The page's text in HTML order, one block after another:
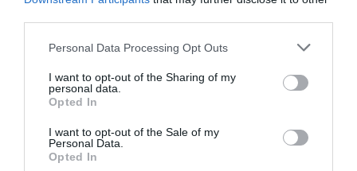
Please note that this website/app uses one or more Google
not limited to your visit or usage behaviour. You may click to
grant or deny consent to Google and its third-party tags to
use your data for below specified purposes in below Google
consent section.
Personal Data Processing Opt Outs
I want to opt-out of the Sharing of my
personal data.
Opted In
I want to opt-out of the Sale of my
Personal Data.
Opted In
összpontosítottak, amelyet baktériumokban és
hogy ahogy a MEcPP felhalmozódik a növényben,
foglalja a szalicilsavat. Ez a tudás segíthet abban,
hogy a jövőben úgy módosítsuk a növényeket,
hogy ellenállóbbak legyenek a környezeti
veszélyekkel szemben.